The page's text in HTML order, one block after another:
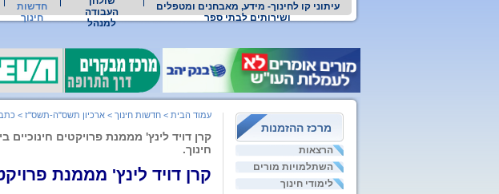
עיתוני קו לחינוך- מידע, מאבחנים ומטפלים
ושירותים לבתי ספר
העבודה
למנהל
חדשות
חינוך
מרכז ההזמנות
הרצאות
השתלמויות מורים
לימודי חינוך
עמוד הבית > חדשות חינוך > ארכיון תשס"ה-תשס"ז >
קרן דויד לינץ' מממנת פרויקטים
חינוך.
קרן דויד לינץ' מממנת